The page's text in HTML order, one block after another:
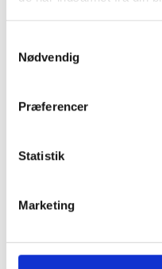
Nødvendig
Præferencer
Statistik
Marketing
skærmbeskyttelse IKKE